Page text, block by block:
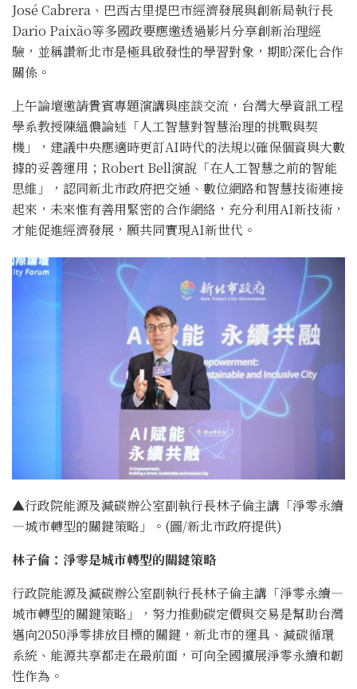
José Cabrera、巴西古里提巴市經濟發展與創新局執行長
Dario Paixão等多國政要應邀透過影片分享創新治理經
驗，並稱讚新北市是極具啟發性的學習對象，期盼深化合作
關係。
上午論壇邀請貴賓專題演講與座談交流，台灣大學資訊工程
學系教授陳縕儂論述「人工智慧對智慧治理的挑戰與契
機」，建議中央應適時更訂AI時代的法規以確保個資與大數
據的妥善運用；Robert Bell演說「在人工智慧之前的智能
思維」，認同新北市政府把交通、數位網路和智慧技術連接
起來，未來惟有善用緊密的合作網絡，充分利用AI新技術，
才能促進經濟發展，願共同實現AI新世代。
▲行政院能源及減碳辦公室副執行長林子倫主講「淨零永續
—城市轉型的關鍵策略」。(圖/新北市政府提供)
林子倫：淨零是城市轉型的關鍵策略
行政院能源及減碳辦公室副執行長林子倫主講「淨零永續—
城市轉型的關鍵策略」，努力推動碳定價與交易是幫助台灣
邁向2050淨零排放目標的關鍵，新北市的運具、減碳循環
系統、能源共享都走在最前面，可向全國擴展淨零永續和韌
性作為。